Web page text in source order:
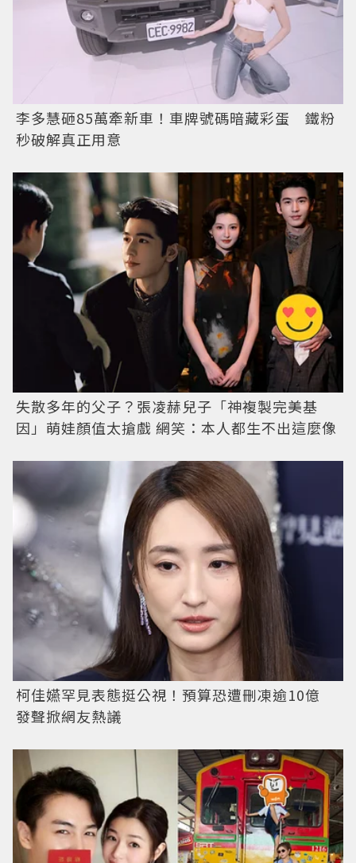
李多慧砸85萬牽新車！車牌號碼暗藏彩蛋 鐵粉
秒破解真正用意
失散多年的父子？張凌赫兒子「神複製完美基
因」萌娃顏值太搶戲 網笑：本人都生不出這麼像
柯佳嬿罕見表態挺公視！預算恐遭刪凍逾10億
發聲掀網友熱議